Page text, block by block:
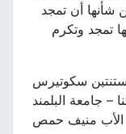
أن تمجد
تمجد وتكرم
سكوتيرس
– جامعة البلمند
منيف حمص